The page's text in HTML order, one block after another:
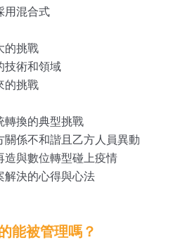
混合式
挑戰
術和領域
挑戰
換的典型挑戰
係不和諧且乙方人員異動
與數位轉型碰上疫情
決的心得與心法
能被管理嗎？